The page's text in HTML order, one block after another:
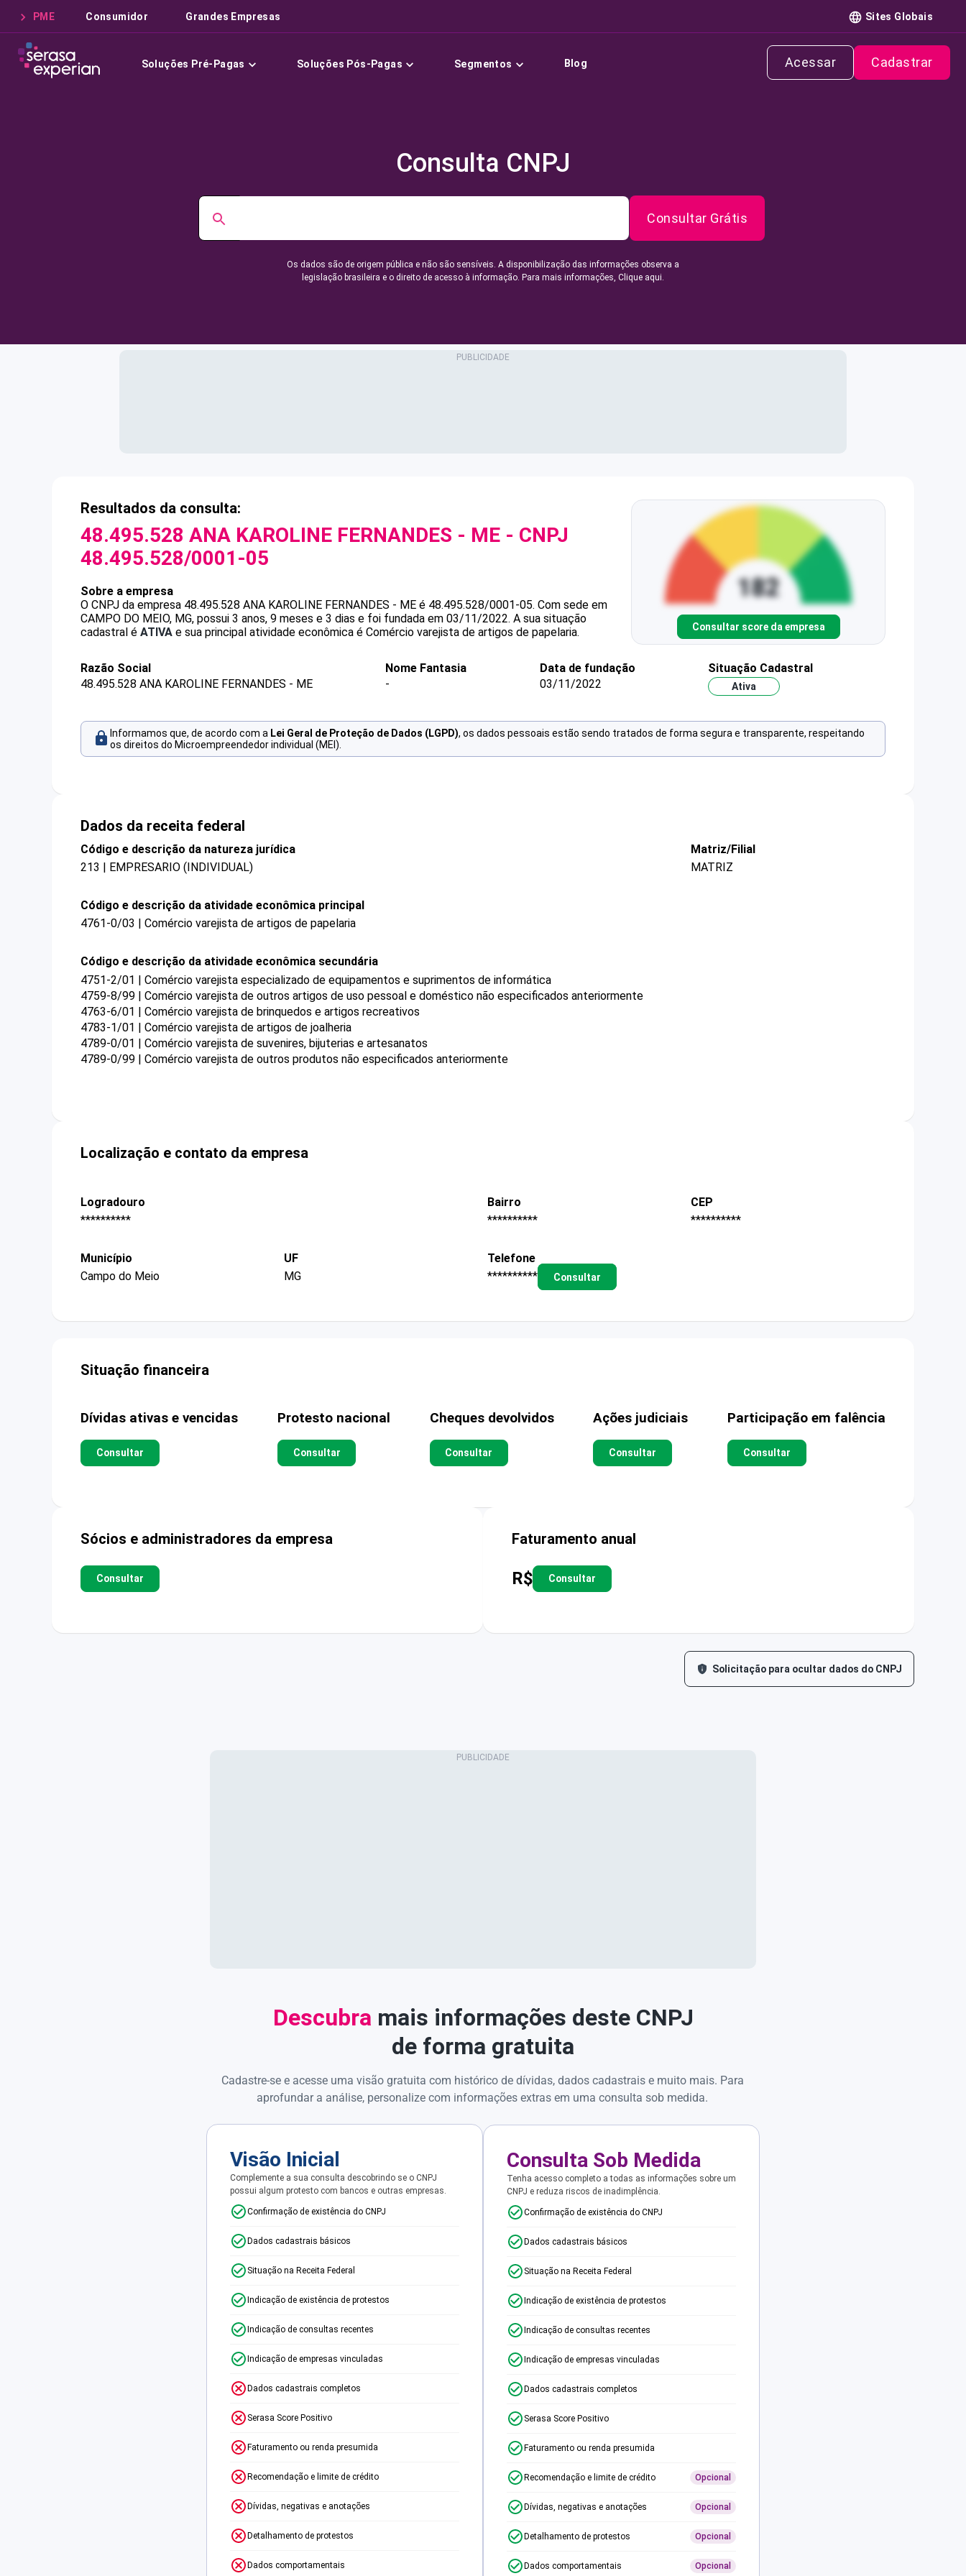
PME Consumidor Grandes Empresas Sites Globais
Soluções Pré-Pagas Soluções Pós-Pagas Segmentos Blog Acessar Cadastrar
Consulta CNPJ
Consultar Grátis
Os dados são de origem pública e não são sensíveis. A disponibilização das informações observa a
legislação brasileira e o direito de acesso à informação. Para mais informações, Clique aqui.
Resultados da consulta:
48.495.528 ANA KAROLINE FERNANDES - ME - CNPJ
48.495.528/0001-05
Sobre a empresa
O CNPJ da empresa 48.495.528 ANA KAROLINE FERNANDES - ME é 48.495.528/0001-05. Com sede em
CAMPO DO MEIO, MG, possui 3 anos, 9 meses e 3 dias e foi fundada em 03/11/2022. A sua situação
cadastral é ATIVA e sua principal atividade econômica é Comércio varejista de artigos de papelaria. Consultar score da empresa
Razão Social
48.495.528 ANA KAROLINE FERNANDES - ME
Nome Fantasia
-
Data de fundação
03/11/2022
Situação Cadastral
Ativa
Informamos que, de acordo com a Lei Geral de Proteção de Dados (LGPD), os dados pessoais estão sendo tratados de forma segura e transparente, respeitando
os direitos do Microempreendedor individual (MEI).
Dados da receita federal
Código e descrição da natureza jurídica
213 | EMPRESARIO (INDIVIDUAL)
Matriz/Filial
MATRIZ
Código e descrição da atividade econômica principal
4761-0/03 | Comércio varejista de artigos de papelaria
Código e descrição da atividade econômica secundária
4751-2/01 | Comércio varejista especializado de equipamentos e suprimentos de informática
4759-8/99 | Comércio varejista de outros artigos de uso pessoal e doméstico não especificados anteriormente
4763-6/01 | Comércio varejista de brinquedos e artigos recreativos
4783-1/01 | Comércio varejista de artigos de joalheria
4789-0/01 | Comércio varejista de suvenires, bijuterias e artesanatos
4789-0/99 | Comércio varejista de outros produtos não especificados anteriormente
Localização e contato da empresa
Logradouro
**********
Bairro
**********
CEP
**********
Município
Campo do Meio
UF
MG
Telefone
**********
Consultar
Situação financeira
Dívidas ativas e vencidas
Consultar
Protesto nacional
Consultar
Cheques devolvidos
Consultar
Ações judiciais
Consultar
Participação em falência
Consultar
Sócios e administradores da empresa
Consultar
Faturamento anual
R$ Consultar
Solicitação para ocultar dados do CNPJ
Descubra mais informações deste CNPJ
de forma gratuita
Cadastre-se e acesse uma visão gratuita com histórico de dívidas, dados cadastrais e muito mais. Para
aprofundar a análise, personalize com informações extras em uma consulta sob medida.
Visão Inicial
Complemente a sua consulta descobrindo se o CNPJ
possui algum protesto com bancos e outras empresas.
Confirmação de existência do CNPJ
Dados cadastrais básicos
Situação na Receita Federal
Indicação de existência de protestos
Indicação de consultas recentes
Indicação de empresas vinculadas
Dados cadastrais completos
Serasa Score Positivo
Faturamento ou renda presumida
Recomendação e limite de crédito
Dívidas, negativas e anotações
Detalhamento de protestos
Dados comportamentais
Consulta Sob Medida
Tenha acesso completo a todas as informações sobre um
CNPJ e reduza riscos de inadimplência.
Confirmação de existência do CNPJ
Dados cadastrais básicos
Situação na Receita Federal
Indicação de existência de protestos
Indicação de consultas recentes
Indicação de empresas vinculadas
Dados cadastrais completos
Serasa Score Positivo
Faturamento ou renda presumida
Recomendação e limite de crédito Opcional
Dívidas, negativas e anotações Opcional
Detalhamento de protestos Opcional
Dados comportamentais Opcional